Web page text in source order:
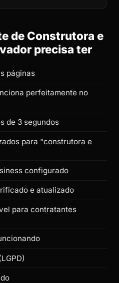
de Construtora e
precisa ter
páginas
perfeitamente no
de 3 segundos
para "construtora e
configurado
e atualizado
para contratantes